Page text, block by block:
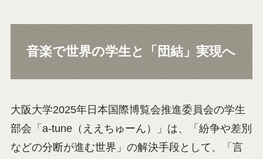
音楽で世界の学生と「団結」実現へ
大阪大学2025年日本国際博覧会推進委員会の学生
部会「a-tune（ええちゅーん）」は、「紛争や差別
などの分断が進む世界」の解決手段として、「言